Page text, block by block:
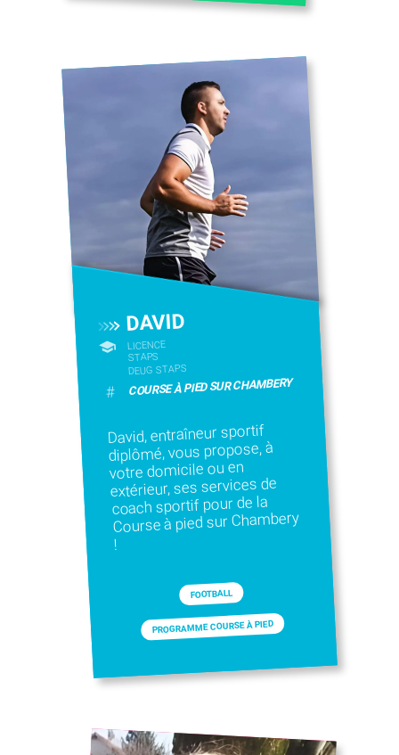
DAVID
LICENCE
STAPS
DEUG STAPS
# COURSE À PIED SUR CHAMBERY
David, entraîneur sportif
diplômé, vous propose, à
votre domicile ou en
extérieur, ses services de
coach sportif pour de la
Course à pied sur Chambery
!
FOOTBALL
PROGRAMME COURSE À PIED